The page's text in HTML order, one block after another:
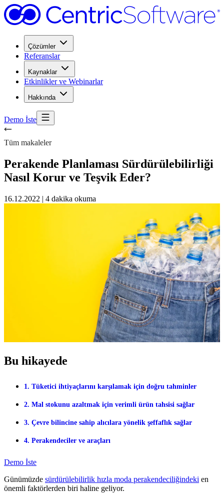
Çözümler
Referanslar
Kaynaklar
Etkinlikler ve Webinarlar
Hakkında
Demo İste
Tüm makaleler
Perakende Planlaması Sürdürülebilirliği
Nasıl Korur ve Teşvik Eder?
16.12.2022 | 4 dakika okuma
Bu hikayede
1. Tüketici ihtiyaçlarını karşılamak için doğru tahminler
2. Mal stokunu azaltmak için verimli ürün tahsisi sağlar
3. Çevre bilincine sahip alıcılara yönelik şeffaflık sağlar
4. Perakendeciler ve araçları
Demo İste
Günümüzde sürdürülebilirlik hızla moda perakendeciliğindeki en
önemli faktörlerden biri haline geliyor.